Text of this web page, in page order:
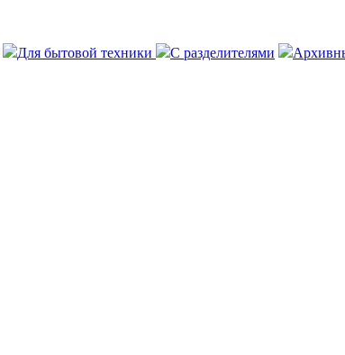
Для бытовой техники С разделителями